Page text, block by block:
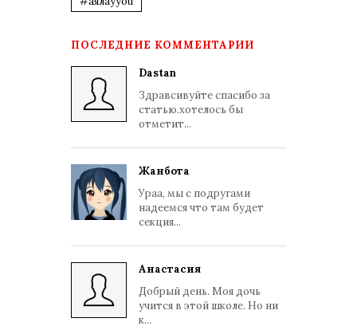
ПОСЛЕДНИЕ КОММЕНТАРИИ
Dastan
Здравсивуйте спасибо за
статью.хотелось бы
отметит...
Жанбота
Ураа, мы с подругами
надеемся что там будет
секция...
Анастасия
Добрый день. Моя дочь
учится в этой школе. Но ни
к...